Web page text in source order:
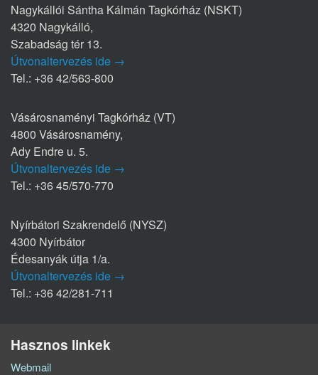
Nagykállói Sántha Kálmán Tagkórház (NSKT)
4320 Nagykálló,
Szabadság tér 13.
Útvonaltervezés ide →
Tel.: +36 42/563-800
Vásárosnaményi Tagkórház (VT)
4800 Vásárosnamény,
Ady Endre u. 5.
Útvonaltervezés ide →
Tel.: +36 45/570-770
Nyírbátori Szakrendelő (NYSZ)
4300 Nyírbátor
Édesanyák útja 1/a.
Útvonaltervezés ide →
Tel.: +36 42/281-711
Hasznos linkek
Webmail